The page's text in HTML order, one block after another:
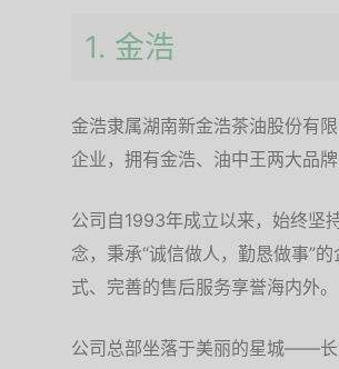
1. 金浩
金浩隶属湖南新金浩茶油股份有
企业，拥有金浩、油中王两大品
公司自1993年成立以来，始终坚
念，秉承“诚信做人，勤恳做事”
式、完善的售后服务享誉海内外。
公司总部坐落于美丽的星城——长